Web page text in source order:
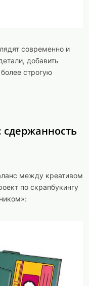
современно и
добавить
строгую
сдержанность
между креативом
по скрапбукингу